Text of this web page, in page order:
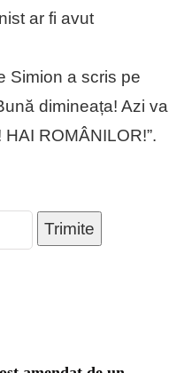
ar fi avut
Simion a scris pe
dimineața! Azi va
ROMÂNILOR!”.
Trimite